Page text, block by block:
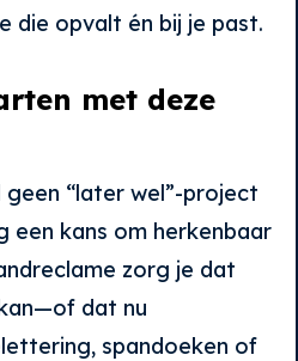
die opvalt én bij je past.
met deze
“later wel”-project
een kans om herkenbaar
zorg je dat
dat nu
spandoeken of